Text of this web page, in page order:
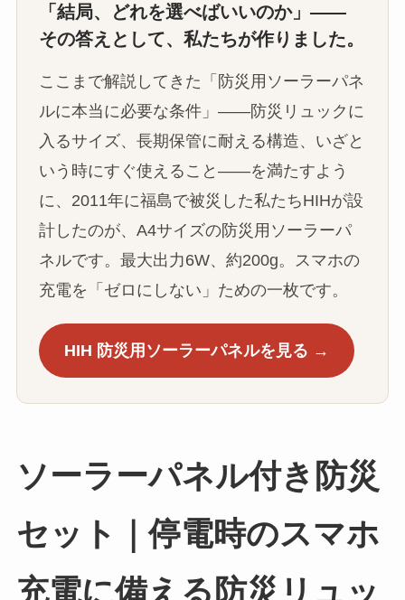
「結局、どれを選べばいいのか」——
その答えとして、私たちが作りました。
ここまで解説してきた「防災用ソーラーパネ
ルに本当に必要な条件」——防災リュックに
入るサイズ、長期保管に耐える構造、いざと
いう時にすぐ使えること——を満たすよう
に、2011年に福島で被災した私たちHIHが設
計したのが、A4サイズの防災用ソーラーパ
ネルです。最大出力6W、約200g。スマホの
充電を「ゼロにしない」ための一枚です。
HIH 防災用ソーラーパネルを見る →
ソーラーパネル付き防災
セット｜停電時のスマホ
充電に備える防災リュッ